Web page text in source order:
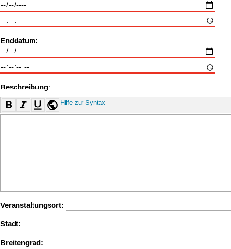
Enddatum:
Beschreibung:
Hilfe zur Syntax
Veranstaltungsort:
Stadt:
Breitengrad: